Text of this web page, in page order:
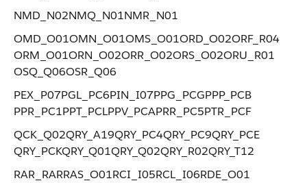
NMD_N02​ ​NMQ_N01​ ​NMR_N01
OMD_O01​ ​OMN_O01​ ​OMS_O01​ ​ORD_O02​ ​ORF_R04​ ​
ORM_O01​ ​ORN_O02​ ​ORR_O02​ ​ORS_O02​ ​ORU_R01​ ​
OSQ_Q06​ ​OSR_Q06
PEX_P07​ ​PGL_PC6​ ​PIN_I07​ ​PPG_PCG​ ​PPP_PCB​ ​
PPR_PC1​ ​PPT_PCL​ ​PPV_PCA​ ​PRR_PC5​ ​PTR_PCF
QCK_Q02​ ​QRY_A19​ ​QRY_PC4​ ​QRY_PC9​ ​QRY_PCE​ ​
QRY_PCK​ ​QRY_Q01​ ​QRY_Q02​ ​QRY_R02​ ​QRY_T12
RAR_RAR​ ​RAS_O01​ ​RCI_I05​ ​RCL_I06​ ​RDE_O01​ ​